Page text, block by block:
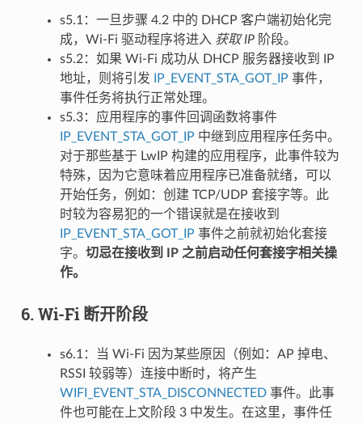
s5.1：一旦步骤 4.2 中的 DHCP 客户端初始化完
成，Wi-Fi 驱动程序将进入 获取 IP阶段。
s5.2：如果 Wi-Fi 成功从 DHCP 服务器接收到 IP
地址，则将引发
IP_EVENT_STA_GOT_IP 事件，
事件任务将执行正常处理。
s5.3：应用程序的事件回调函数将事件
IP_EVENT_STA_GOT_IP 中继到应用程序任务中。
对于那些基于 LwIP 构建的应用程序，此事件较为
特殊，因为它意味着应用程序已准备就绪，可以
开始任务，例如：创建 TCP/UDP 套接字等。此
时较为容易犯的一个错误就是在接收到
IP_EVENT_STA_GOT_IP 事件之前就初始化套接
字。 切忌在接收到 IP 之前启动任何套接字相关操
作。
6. Wi-Fi 断开阶段
s6.1：当 Wi-Fi 因为某些原因（例如：AP 掉电、
RSSI 较弱等）连接中断时，将产生
WIFI_EVENT_STA_DISCONNECTED事件。此事
件也可能在上文阶段 3 中发生。在这里，事件任